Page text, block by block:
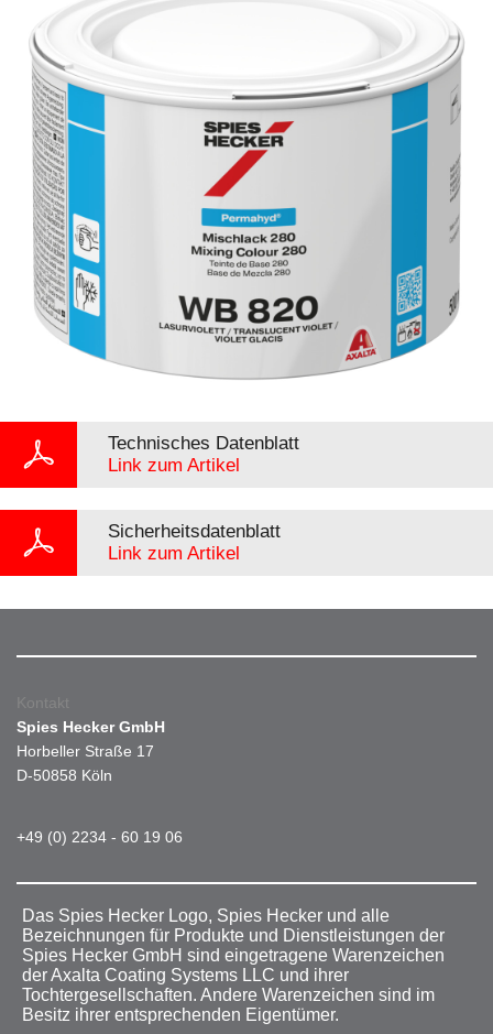
Technisches Datenblatt
Link zum Artikel
Sicherheitsdatenblatt
Link zum Artikel
Kontakt
Spies Hecker GmbH
Horbeller Straße 17
D-50858 Köln
+49 (0) 2234 - 60 19 06
Das Spies Hecker Logo, Spies Hecker und alle
Bezeichnungen für Produkte und Dienstleistungen der
Spies Hecker GmbH sind eingetragene Warenzeichen
der Axalta Coating Systems LLC und ihrer
Tochtergesellschaften. Andere Warenzeichen sind im
Besitz ihrer entsprechenden Eigentümer.